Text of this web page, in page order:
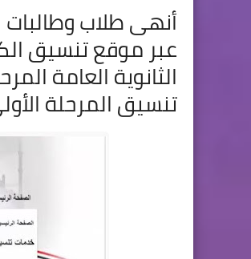
أنهى طلاب وطالبات
عبر موقع تنسيق
الثانوية العامة
تنسيق المرحلة